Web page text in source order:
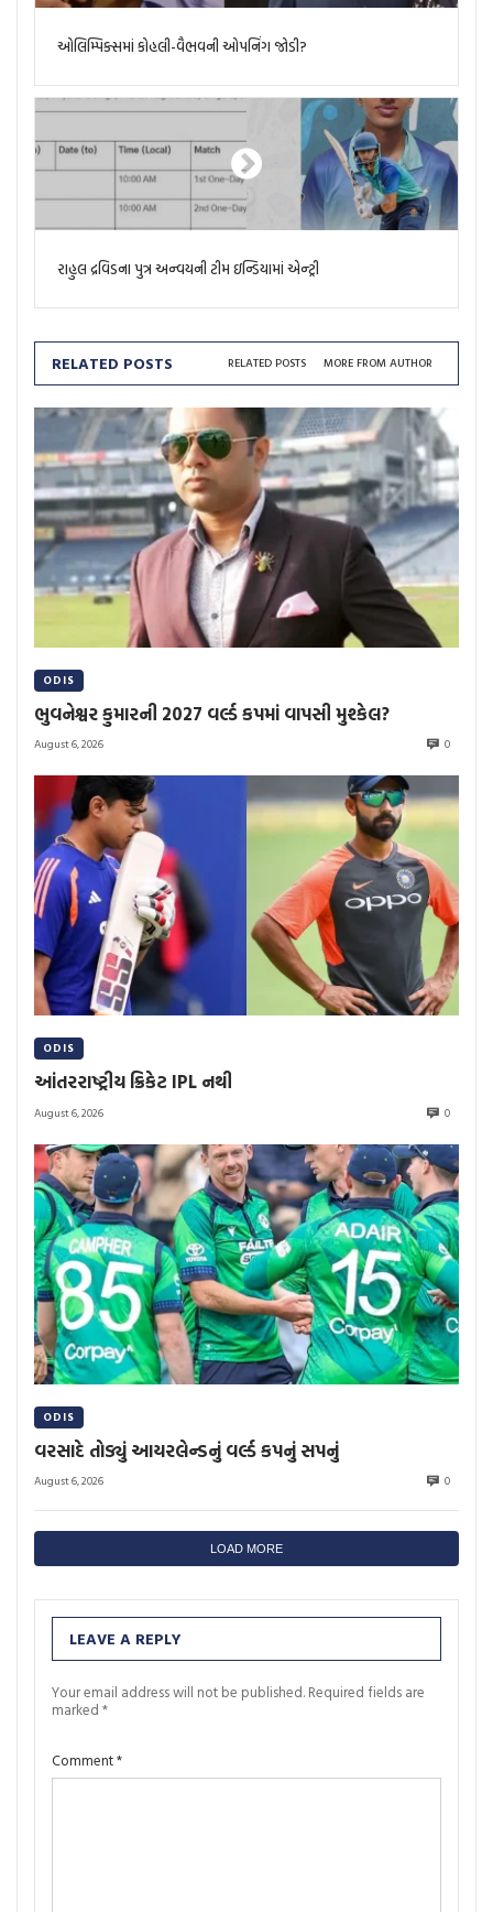
ઓલિમ્પિક્સમાં કોહલી-વૈભવની ઓપનિંગ જોડી?
રાહુલ દ્રવિડના પુત્ર અન્વયની ટીમ ઇન્ડિયામાં એન્ટ્રી
RELATED POSTS RELATED POSTS MORE FROM AUTHOR
ODIS
ભુવનેશ્વર કુમારની 2027 વર્લ્ડ કપમાં વાપસી મુશ્કેલ?
August 6, 2026 0
ODIS
આંતરરાષ્ટ્રીય ક્રિકેટ IPL નથી
August 6, 2026 0
ODIS
વરસાદે તોડ્યું આયરલેન્ડનું વર્લ્ડ કપનું સપનું
August 6, 2026 0
LOAD MORE
LEAVE A REPLY
Your email address will not be published. Required fields are
marked *
Comment*